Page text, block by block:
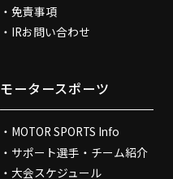
免責事項
IRお問い合わせ
モータースポーツ
MOTOR SPORTS Info
サポート選手・チーム紹介
大会スケジュール